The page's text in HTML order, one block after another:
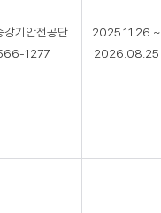
강기안전공단
1277
2025.11.26 ~
2026.08.25